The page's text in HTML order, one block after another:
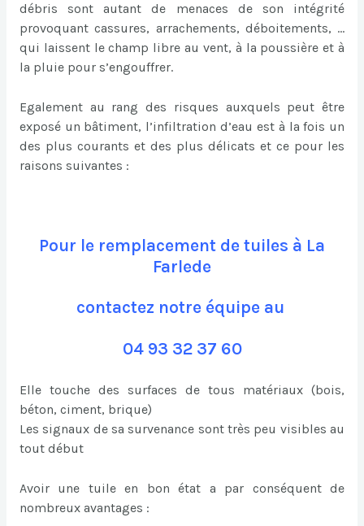
débris sont autant de menaces de son intégrité
provoquant cassures, arrachements, déboitements, …
qui laissent le champ libre au vent, à la poussière et à
la pluie pour s’engouffrer.
Egalement au rang des risques auxquels peut être
exposé un bâtiment, l’infiltration d’eau est à la fois un
des plus courants et des plus délicats et ce pour les
raisons suivantes :
Pour le remplacement de tuiles à La
Farlede
contactez notre équipe au
04 93 32 37 60
Elle touche des surfaces de tous matériaux (bois,
béton, ciment, brique)
Les signaux de sa survenance sont très peu visibles au
tout début
Avoir une tuile en bon état a par conséquent de
nombreux avantages :